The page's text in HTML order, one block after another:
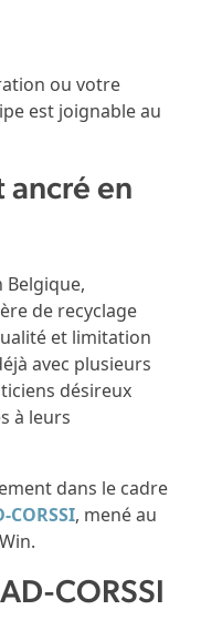
ou votre
est joignable au
en
Belgique,
de recyclage
et limitation
avec plusieurs
désireux
à leurs
dans le cadre
CORSSI, mené au
CORSSI